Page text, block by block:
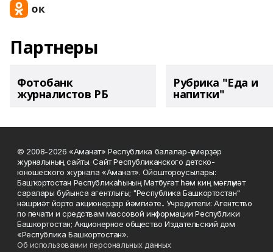
Партнеры
Фотобанк
журналистов РБ
Рубрика "Еда и
напитки"
© 2008-2026 «Аманат» Республика балалар-үҫмерҙәр
журналының сайты. Сайт Республиканского детско-
юношеского журнала «Аманат». Ойоштороусылары:
Башҡортостан Республикаһының Матбуғат һәм киң мәғлүмәт
саралары буйынса агентлығы; "Республика Башкортостан"
нәшриәт йорто акционерҙар йәмғиәте.. Учредители: Агентство
по печати и средствам массовой информации Республики
Башкортостан; Акционерное общество Издательский дом
«Республика Башкортостан».
Об использовании персональных данных